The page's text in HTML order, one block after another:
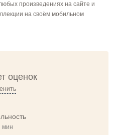
произведениях на сайте и
на своём мобильном
оценок
мин